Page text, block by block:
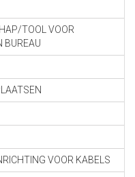
TOOL VOOR
BUREAU
VOOR KABELS